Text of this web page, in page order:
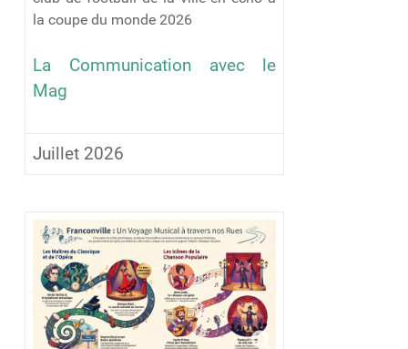
la coupe du monde 2026
La Communication avec le
Mag
Juillet 2026